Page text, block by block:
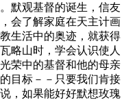
默观基督的诞生，信友
会了解家庭在天主计画
生活中的奥迹，就获得
略山时，学会认识使人
荣中的基督和他的母亲
目标－－只要我们肯接
，如果能好好默想玫瑰